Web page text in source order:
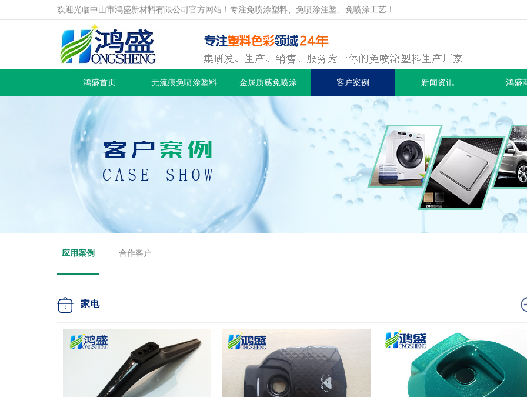
欢迎光临中山市鸿盛新材料有限公司官方网站！专注免喷涂塑料、免喷涂注塑、免喷涂工艺！
鸿盛首页 无流痕免喷涂塑料 金属质感免喷涂 客户案例 新闻资讯 鸿盛
应用案例 合作客户
家电